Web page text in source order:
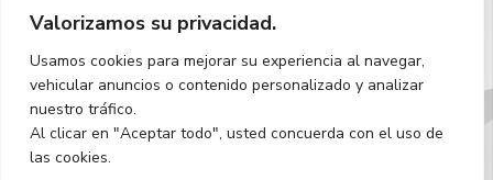
Valorizamos su privacidad.
Usamos cookies para mejorar su experiencia al navegar,
vehicular anuncios o contenido personalizado y analizar
nuestro tráfico.
Al clicar en "Aceptar todo", usted concuerda con el uso de
las cookies.
Reservados todos los derechos
Español